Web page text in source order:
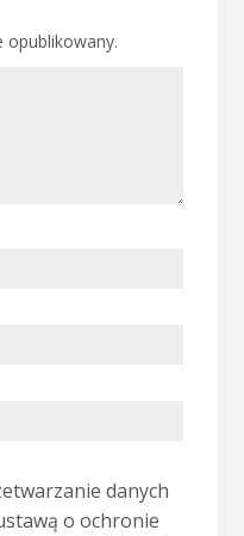
opublikowany.
danych
o ochronie